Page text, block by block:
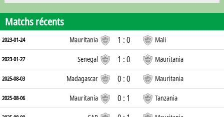
Matchs récents
2023-01-24 Mauritania 1 : 0 Mali
2023-01-27 Senegal 1 : 0 Mauritania
2025-08-03 Madagascar 0 : 0 Mauritania
2025-08-06 Mauritania 0 : 1 Tanzania